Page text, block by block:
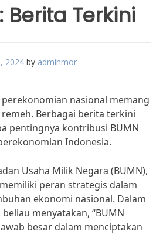
Berita Terkini
2024 by adminmor
nasional memang
Berbagai berita terkini
pentingnya kontribusi BUMN
Indonesia.
Usaha Milik Negara (BUMN),
peran strategis dalam
ekonomi nasional. Dalam
menyatakan, “BUMN
besar dalam menciptakan